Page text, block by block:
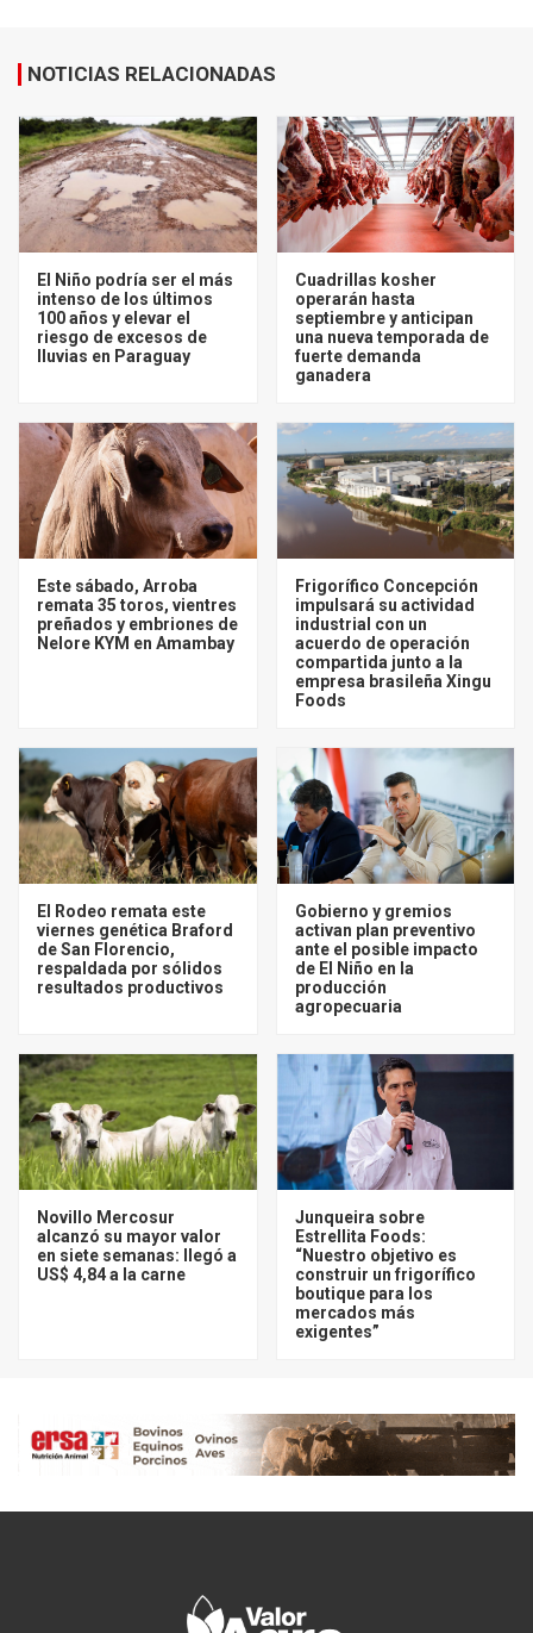
NOTICIAS RELACIONADAS
El Niño podría ser el más
intenso de los últimos
100 años y elevar el
riesgo de excesos de
lluvias en Paraguay
Cuadrillas kosher
operarán hasta
septiembre y anticipan
una nueva temporada de
fuerte demanda
ganadera
Este sábado, Arroba
remata 35 toros, vientres
preñados y embriones de
Nelore KYM en Amambay
Frigorífico Concepción
impulsará su actividad
industrial con un
acuerdo de operación
compartida junto a la
empresa brasileña Xingu
Foods
El Rodeo remata este
viernes genética Braford
de San Florencio,
respaldada por sólidos
resultados productivos
Gobierno y gremios
activan plan preventivo
ante el posible impacto
de El Niño en la
producción
agropecuaria
Novillo Mercosur
alcanzó su mayor valor
en siete semanas: llegó a
US$ 4,84 a la carne
Junqueira sobre
Estrellita Foods:
“Nuestro objetivo es
construir un frigorífico
boutique para los
mercados más
exigentes”